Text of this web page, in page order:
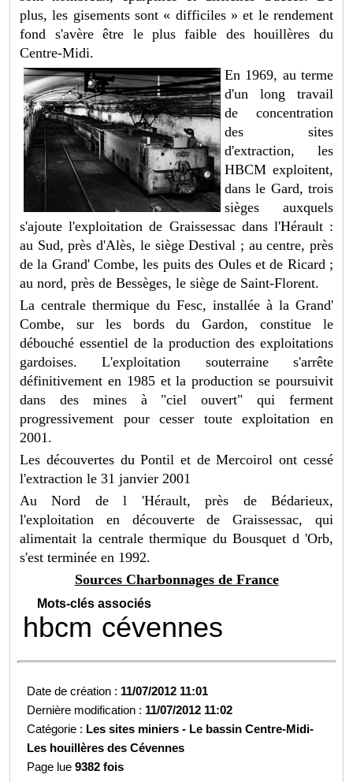
plus, les gisements sont « difficiles » et le rendement
fond s'avère être le plus faible des houillères du
Centre-Midi.
En 1969, au terme
d'un long travail
de concentration
des sites
d'extraction, les
HBCM exploitent,
dans le Gard, trois
sièges auxquels
s'ajoute l'exploitation de Graissessac dans l'Hérault :
au Sud, près d'Alès, le siège Destival ; au centre, près
de la Grand' Combe, les puits des Oules et de Ricard ;
au nord, près de Bessèges, le siège de Saint-Florent.
La centrale thermique du Fesc, installée à la Grand'
Combe, sur les bords du Gardon, constitue le
débouché essentiel de la production des exploitations
gardoises. L'exploitation souterraine s'arrête
définitivement en 1985 et la production se poursuivit
dans des mines à "ciel ouvert" qui ferment
progressivement pour cesser toute exploitation en
2001.
Les découvertes du Pontil et de Mercoirol ont cessé
l'extraction le 31 janvier 2001
Au Nord de l 'Hérault, près de Bédarieux,
l'exploitation en découverte de Graissessac, qui
alimentait la centrale thermique du Bousquet d 'Orb,
s'est terminée en 1992.
Sources Charbonnages de France
Mots-clés associés
hbcm cévennes
Date de création : 11/07/2012 11:01
Dernière modification : 11/07/2012 11:02
Catégorie : Les sites miniers - Le bassin Centre-Midi-
Les houillères des Cévennes
Page lue9382 fois